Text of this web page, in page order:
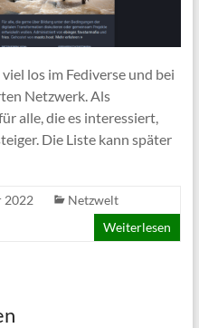
los im Fediverse und bei
Netzwerk. Als
alle, die es interessiert,
Die Liste kann später
2022
Netzwelt
Weiterlesen